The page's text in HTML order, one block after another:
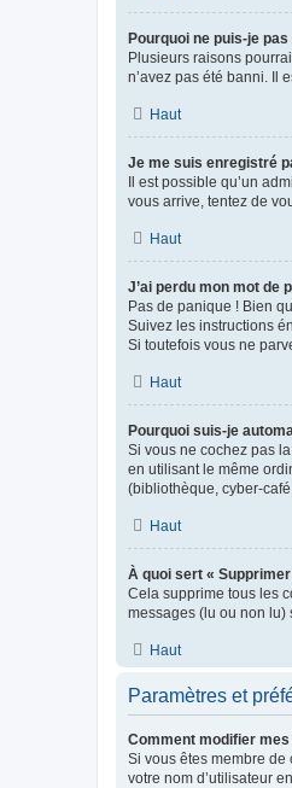
Pourquoi ne puis-je
Plusieurs raisons
n’avez pas été banni. Il
Haut
Je me suis enregistré
Il est possible qu’un
vous arrive, tentez de
Haut
J’ai perdu mon mot de
Pas de panique ! Bien
Suivez les instructions
Si toutefois vous ne
Haut
Pourquoi suis-je
Si vous ne cochez pas
en utilisant le même
(bibliothèque, cyber-
Haut
À quoi sert «
Cela supprime tous les
messages (lu ou non lu)
Haut
Paramètres et
Comment modifier
Si vous êtes membre de
votre nom d’utilisateur